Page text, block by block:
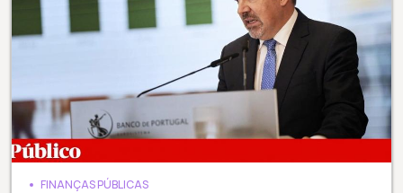
FINANÇAS PÚBLICAS